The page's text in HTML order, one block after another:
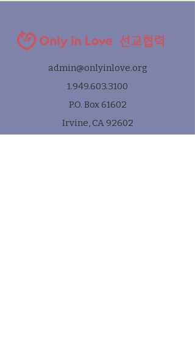
선교협력
admin@onlyinlove.org
1.949.603.3100
P.O. Box 61602
Irvine, CA 92602